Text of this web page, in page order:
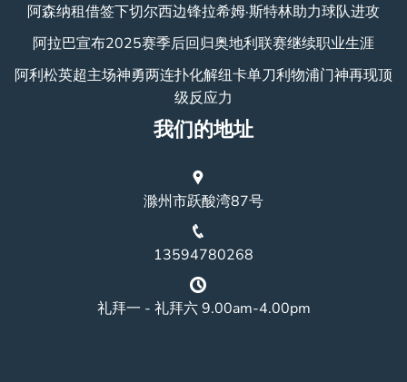
阿森纳租借签下切尔西边锋拉希姆·斯特林助力球队进攻
阿拉巴宣布2025赛季后回归奥地利联赛继续职业生涯
阿利松英超主场神勇两连扑化解纽卡单刀利物浦门神再现顶
级反应力
我们的地址
滁州市跃酸湾87号
13594780268
礼拜一 - 礼拜六 9.00am-4.00pm